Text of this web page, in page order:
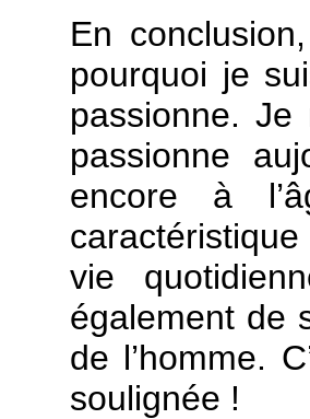
En
pourquoi je
passionne.
passionne
encore à
vie
également de
de l’homme.
soulignée !